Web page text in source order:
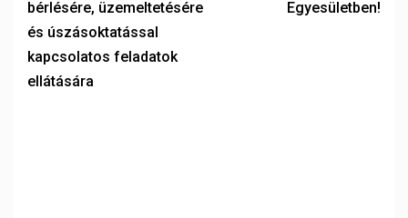
bérlésére, üzemeltetésére
és úszásoktatással
kapcsolatos feladatok
ellátására
Egyesületben!